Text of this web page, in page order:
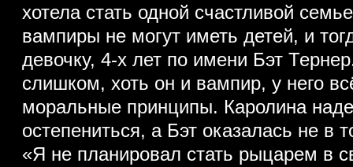
хотела стать одной счастливой
вампиры не могут иметь детей, и
девочку, 4-х лет по имени Бэт
слишком, хоть он и вампир, у него
моральные принципы. Каролина
остепениться, а Бэт оказалась не в
«Я не планировал стать рыцарем в